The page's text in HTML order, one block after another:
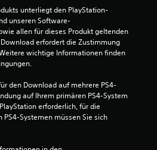
unterliegt den PlayStation-
unseren Software-
allen für dieses Produkt geltenden
erfordert die Zustimmung
wichtige Informationen finden
den Download auf mehrere PS4-
auf Ihrem primären PS4-System
erforderlich, für die
Systemen müssen Sie sich